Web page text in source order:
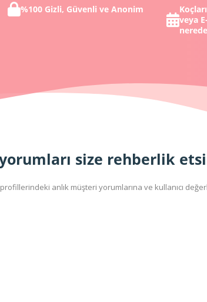
%100 Gizli, Güvenli ve Anonim
veya
yorumları size rehberlik
anlık müşteri yorumlarına ve kullanıcı